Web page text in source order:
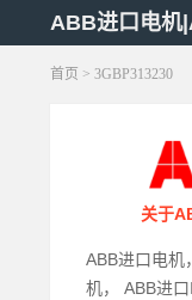
ABB进口电机
首页 > 3GBP313230
关于
ABB进口电机
机， ABB进